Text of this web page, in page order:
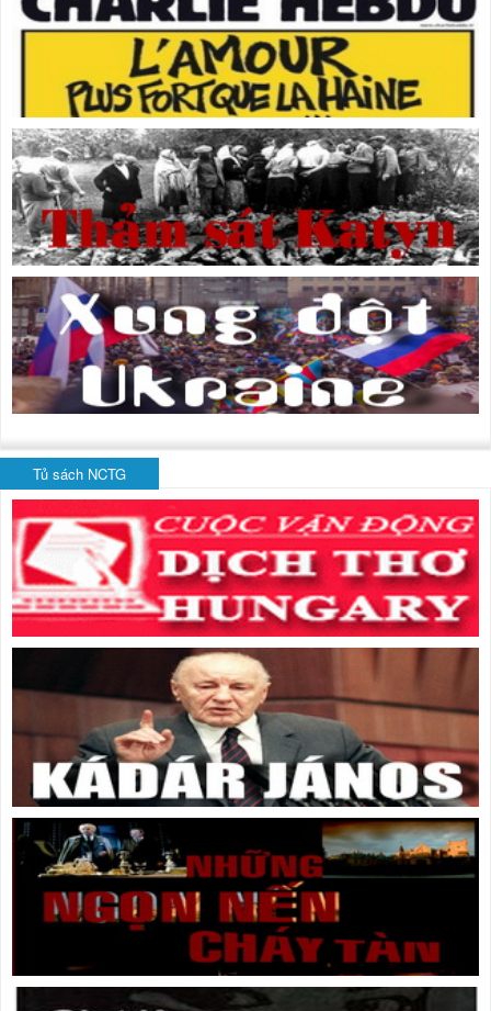
Tủ sách NCTG